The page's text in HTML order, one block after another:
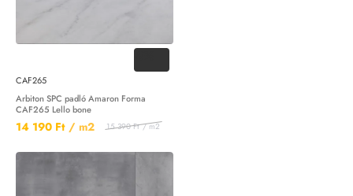
-8%
CAF265
Arbiton SPC padló Amaron Forma
CAF265 Lello bone
14 190 Ft / m2 15 390 Ft / m2